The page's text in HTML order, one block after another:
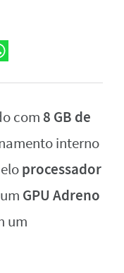
com 8 GB de
interno
processador
GPU Adreno
um